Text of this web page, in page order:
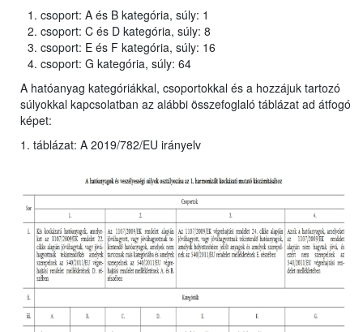
csoport: A és B kategória, súly: 1
csoport: C és D kategória, súly: 8
csoport: E és F kategória, súly: 16
csoport: G kategória, súly: 64
A hatóanyag kategóriákkal, csoportokkal és a hozzájuk tartozó
súlyokkal kapcsolatban az alábbi összefoglaló táblázat ad átfogó
képet:
1. táblázat: A 2019/782/EU irányelv